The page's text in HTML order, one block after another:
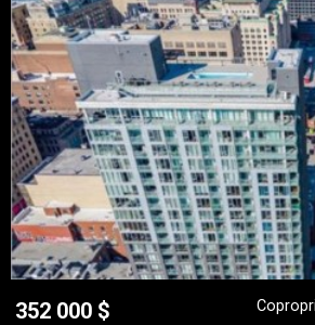
352 000 $